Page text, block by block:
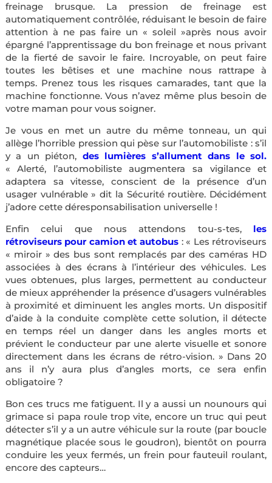
freinage brusque. La pression de freinage est
automatiquement contrôlée, réduisant le besoin de faire
attention à ne pas faire un « soleil »après nous avoir
épargné l’apprentissage du bon freinage et nous privant
de la fierté de savoir le faire. Incroyable, on peut faire
toutes les bêtises et une machine nous rattrape à
temps. Prenez tous les risques camarades, tant que la
machine fonctionne. Vous n’avez même plus besoin de
votre maman pour vous soigner.
Je vous en met un autre du même tonneau, un qui
allège l’horrible pression qui pèse sur l’automobiliste : s’il
y a un piéton, des lumières s’allument dans le sol.
« Alerté, l’automobiliste augmentera sa vigilance et
adaptera sa vitesse, conscient de la présence d’un
usager vulnérable » dit la Sécurité routière. Décidément
j’adore cette déresponsabilisation universelle !
Enfin celui que nous attendons tou-s-tes, les
rétroviseurs pour camion et autobus : « Les rétroviseurs
« miroir » des bus sont remplacés par des caméras HD
associées à des écrans à l’intérieur des véhicules. Les
vues obtenues, plus larges, permettent au conducteur
de mieux appréhender la présence d’usagers vulnérables
à proximité et diminuent les angles morts. Un dispositif
d’aide à la conduite complète cette solution, il détecte
en temps réel un danger dans les angles morts et
prévient le conducteur par une alerte visuelle et sonore
directement dans les écrans de rétro-vision. » Dans 20
ans il n’y aura plus d’angles morts, ce sera enfin
obligatoire ?
Bon ces trucs me fatiguent. Il y a aussi un nounours qui
grimace si papa roule trop vite, encore un truc qui peut
détecter s’il y a un autre véhicule sur la route (par boucle
magnétique placée sous le goudron), bientôt on pourra
conduire les yeux fermés, un frein pour fauteuil roulant,
encore des capteurs…